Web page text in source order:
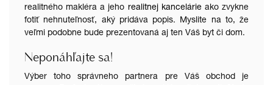
realitného makléra a jeho realitnej kancelárieako zvykne
fotiť nehnuteľnosť, aký pridáva popis. Myslite na to, že
veľmi podobne bude prezentovaná aj ten Váš byt či dom.
Neponáhľajte sa!
Výber toho správneho partnera pre Váš obchod je